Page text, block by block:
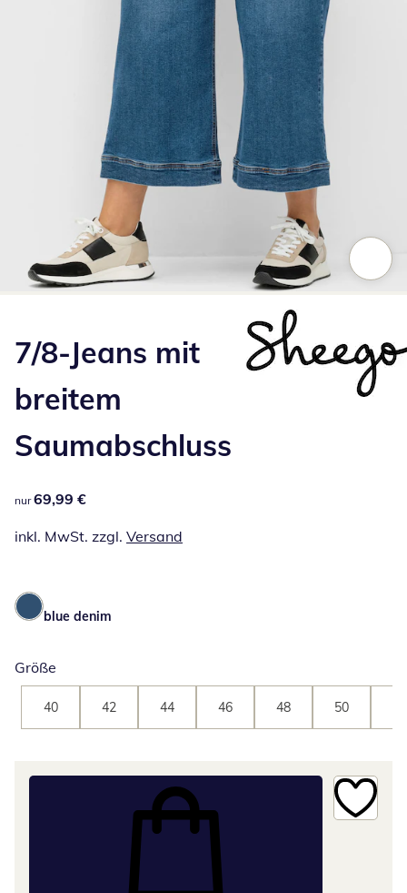
7/8-Jeans mit
breitem
Saumabschluss
69,99 €
nur 69,99 €
inkl. MwSt. zzgl. Versand
blue denim
Größe
40 42 44 46 48 50